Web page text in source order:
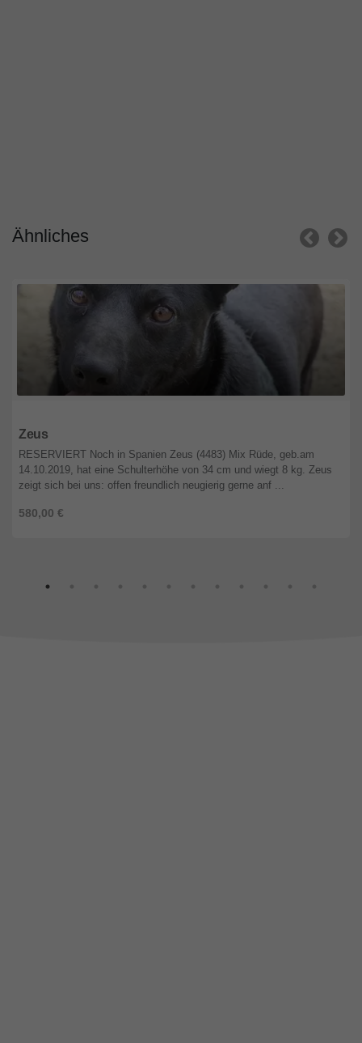
Ähnliches
Zeus
580,00 €
RESERVIERT Noch in Spanien Zeus (4483) Mix Rüde, geb.am
14.10.2019, hat eine Schulterhöhe von 34 cm und wiegt 8 kg. Zeus
zeigt sich bei uns: offen freundlich neugierig gerne anf ...